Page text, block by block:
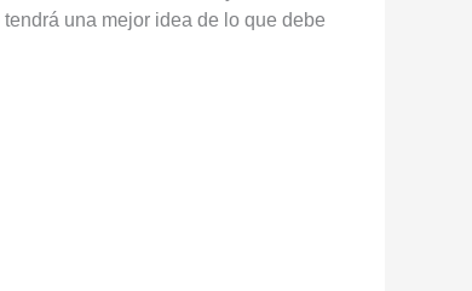
una mejor idea de lo que debe